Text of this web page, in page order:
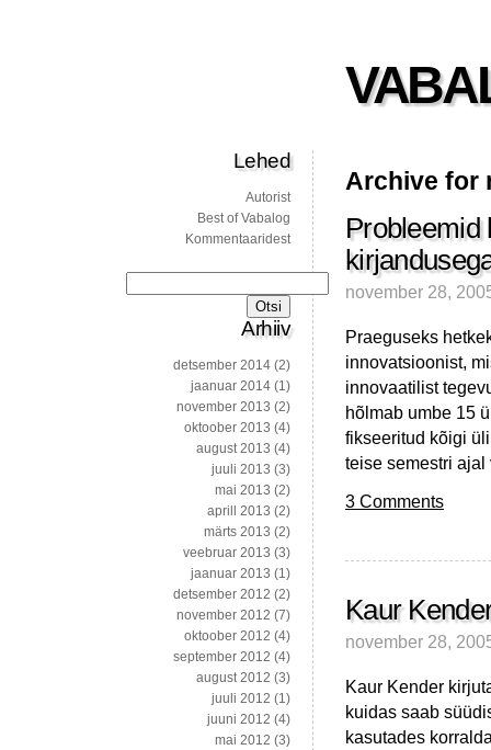
Archive for
Probleemid
november 28,
Praeguseks
innovatsioonist,
innovaatilist
hõlmab umbe 15
fikseeritud kõigi
teise semestri
3 Comments
Kaur
november 28,
Kaur Kender
kuidas saab
kasutades
Lehed
Autorist
Best of Vabalog
Kommentaaridest
Arhiiv
detsember 2014 (2)
jaanuar 2014 (1)
november 2013 (2)
oktoober 2013 (4)
august 2013 (4)
juuli 2013 (3)
mai 2013 (2)
aprill 2013 (2)
märts 2013 (2)
veebruar 2013 (3)
jaanuar 2013 (1)
detsember 2012 (2)
november 2012 (7)
oktoober 2012 (4)
september 2012 (4)
august 2012 (3)
juuli 2012 (1)
juuni 2012 (4)
mai 2012 (3)